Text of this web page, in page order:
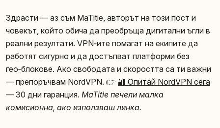
Здрасти — аз съм MaTitie, авторът на този пост и
човекът, който обича да преобръща дигитални ъгли в
реални резултати. VPN‑ите помагат на екипите да
работят сигурно и да достъпват платформи без
гео‑блокове. Ако свободата и скоростта са ти важни
— препоръчвам NordVPN. 👉 🔐 Опитай NordVPN сега
— 30 дни гаранция. MaTitie печели малка
комисионна, ако използваш линка.